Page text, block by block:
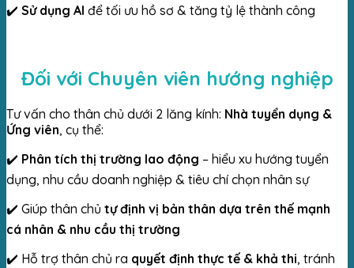
✔️ Sử dụng AI để tối ưu hồ sơ & tăng tỷ lệ thành công
Đối với Chuyên viên hướng nghiệp
Tư vấn cho thân chủ dưới 2 lăng kính: Nhà tuyển dụng &
Ứng viên, cụ thể:
✔️ Phân tích thị trường lao động – hiểu xu hướng tuyển
dụng, nhu cầu doanh nghiệp & tiêu chí chọn nhân sự
✔️ Giúp thân chủ tự định vị bản thân dựa trên thế mạnh
cá nhân & nhu cầu thị trường
✔️ Hỗ trợ thân chủ ra quyết định thực tế & khả thi, tránh